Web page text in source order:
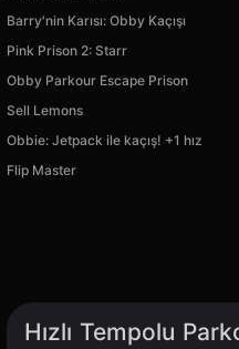
Barry'nin Karısı: Obby Kaçışı
Pink Prison 2: Starr
Obby Parkour Escape Prison
Sell Lemons
Obbie: Jetpack ile kaçış! +1 hız
Flip Master
Hızlı Tempolu